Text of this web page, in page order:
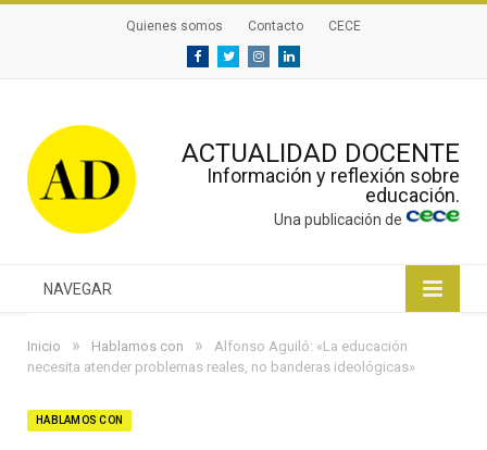
Quienes somos Contacto CECE
FacebookTwitterInstagramLinkedin
ACTUALIDAD DOCENTE
Información y reflexión sobre
educación.
Una publicación de
NAVEGAR
Inicio » Hablamos con »
Alfonso Aguiló: «La educación
necesita atender problemas reales, no banderas ideológicas»
HABLAMOS CON